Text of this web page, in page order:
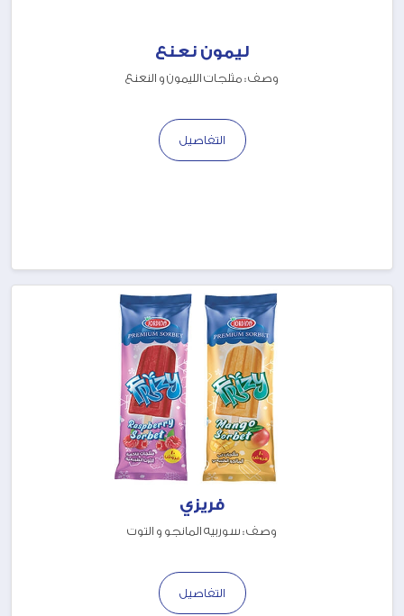
ليمون نعنع
وصف : مثلجات الليمون و النعنع
التفاصيل
فريزي
وصف : سوربيه المانجو و التوت
التفاصيل